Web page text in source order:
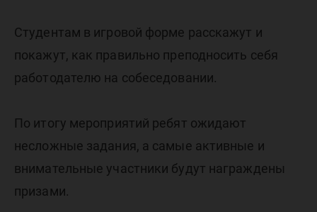
Студентам в игровой форме расскажут и
покажут, как правильно преподносить себя
работодателю на собеседовании.
По итогу мероприятий ребят ожидают
несложные задания, а самые активные и
внимательные участники будут награждены
призами.